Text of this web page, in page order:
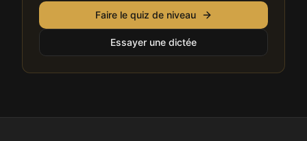
Faire le quiz de niveau
Essayer une dictée